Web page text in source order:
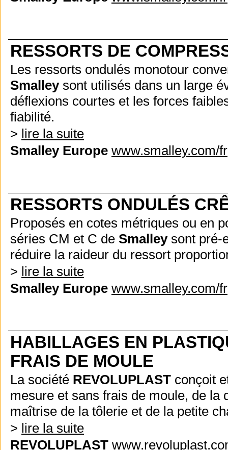
RESSORTS DE
Les ressorts ondulés monotour
Smalleysont utilisés dans un large
déflexions courtes et les forces
fiabilité.
> lire la suite
Smalley Europe www.smalley.com/fr
RESSORTS ONDULÉS
Proposés en cotes métriques ou en
séries CM et C de Smalleysont pré-
réduire la raideur du ressort
> lire la suite
Smalley Europe www.smalley.com/fr
HABILLAGES EN
FRAIS DE MOULE
La société REVOLUPLAST conçoit
mesure et sans frais de moule, de la
maîtrise de la tôlerie et de la petite
> lire la suite
REVOLUPLAST